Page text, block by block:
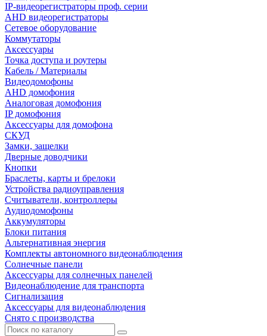
IP-видеорегистраторы проф. серии
AHD видеорегистраторы
Сетевое оборудование
Коммутаторы
Аксессуары
Точка доступа и роутеры
Кабель / Материалы
Видеодомофоны
AHD домофония
Аналоговая домофония
IP домофония
Аксессуары для домофона
СКУД
Замки, защелки
Дверные доводчики
Кнопки
Браслеты, карты и брелоки
Устройства радиоуправления
Считыватели, контроллеры
Аудиодомофоны
Аккумуляторы
Блоки питания
Альтернативная энергия
Комплекты автономного видеонаблюдения
Солнечные панели
Аксессуары для солнечных панелей
Видеонаблюдение для транспорта
Сигнализация
Аксессуары для видеонаблюдения
Снято с производства